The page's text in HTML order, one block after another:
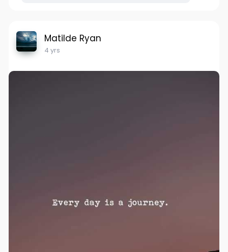
Matilde Ryan
4 yrs